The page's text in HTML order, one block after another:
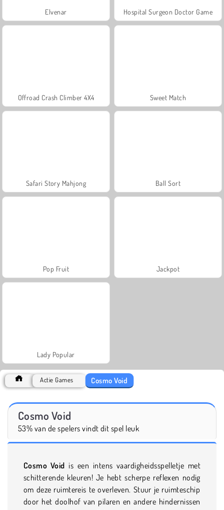
Elvenar Hospital Surgeon Doctor Game
Offroad Crash Climber 4X4 Sweet Match
Safari Story Mahjong Ball Sort
Pop Fruit Jackpot
Lady Popular
Actie Games Cosmo Void
Cosmo Void
53% van de spelers vindt dit spel leuk
Cosmo Void is een intens vaardigheidsspelletje met
schitterende kleuren! Je hebt scherpe reflexen nodig
om deze ruimtereis te overleven. Stuur je ruimteschip
door het doolhof van pilaren en andere hindernissen